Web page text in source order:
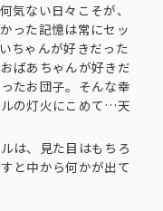
気ない日々こそが、
った記憶は常にセッ
ちゃんが好きだった
ばあちゃんが好きだ
たお団子。そんな幸
の灯火にこめて…天
は、見た目はもちろ
と中から何かが出て